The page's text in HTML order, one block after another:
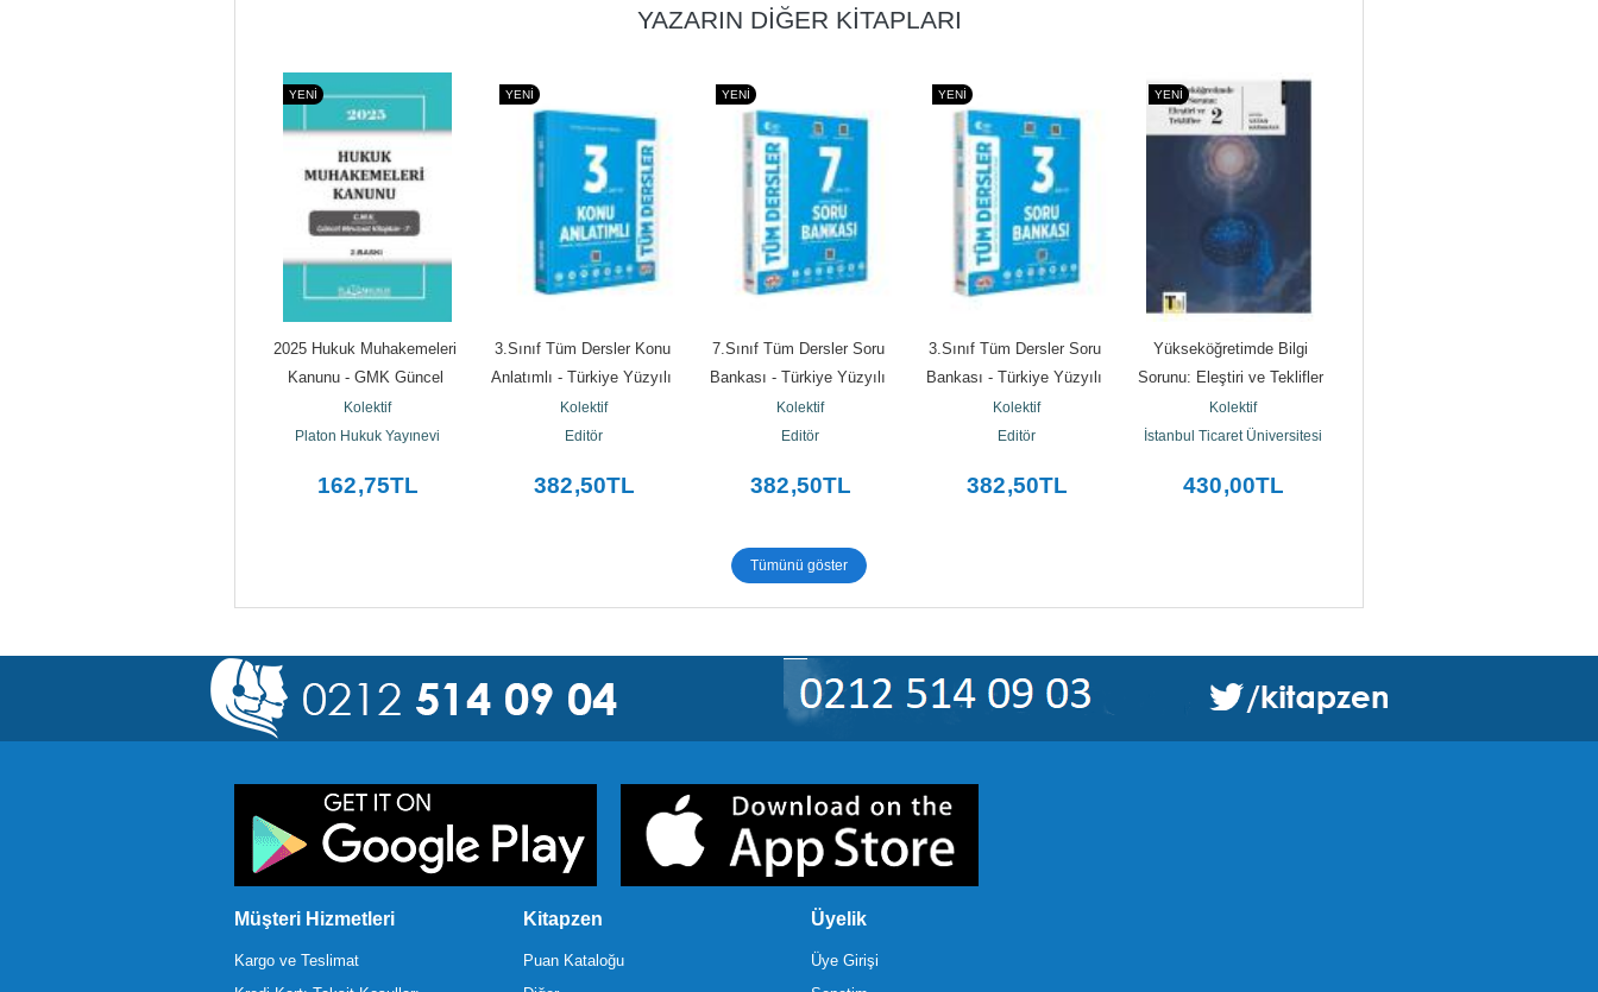
YAZARIN DIĞER KITAPLARI
YENI
2025 Hukuk Muhakemeleri
Kanunu - GMK Güncel
Mevzuat Kitapları 7
Kolektif
Platon Hukuk Yayınevi
162,75TL
YENI
3.Sınıf Tüm Dersler Konu
Anlatımlı - Türkiye Yüzyılı
Maarif Modeli
Kolektif
Editör
382,50TL
YENI
7.Sınıf Tüm Dersler Soru
Bankası - Türkiye Yüzyılı
Maarif Modeli
Kolektif
Editör
382,50TL
YENI
3.Sınıf Tüm Dersler Soru
Bankası - Türkiye Yüzyılı
Maarif Modeli
Kolektif
Editör
382,50TL
YENI
Yükseköğretimde Bilgi
Sorunu: Eleştiri ve Teklifler
2
Kolektif
İstanbul Ticaret Üniversitesi
430,00TL
Tümünü göster
Müşteri Hizmetleri
Kargo ve Teslimat
Kitapzen
Puan Kataloğu
Üyelik
Üye Girişi